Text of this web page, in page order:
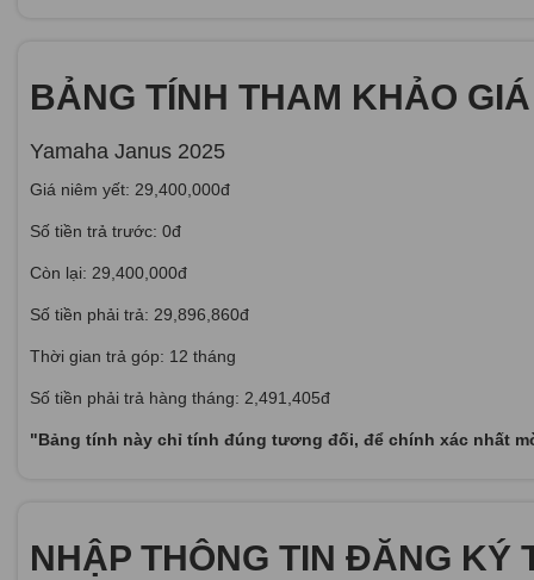
BẢNG TÍNH THAM KHẢO
Yamaha Janus 2025
Giá niêm yết: 29,400,000đ
Số tiền trả trước: 0đ
Còn lại: 29,400,000đ
Số tiền phải trả: 29,896,860đ
Thời gian trả góp: 12 tháng
Số tiền phải trả hàng tháng: 2,491,405đ
"Bảng tính này chỉ tính đúng tương đối, để chính xác nhất
NHẬP THÔNG TIN ĐĂNG KÝ